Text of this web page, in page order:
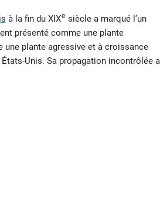
à la fin du XIXe siècle a marqué l’un
présenté comme une plante
une plante agressive et à croissance
Unis. Sa propagation incontrôlée a